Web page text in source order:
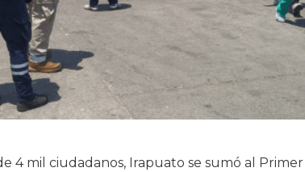
4 mil ciudadanos, Irapuato se sumó al